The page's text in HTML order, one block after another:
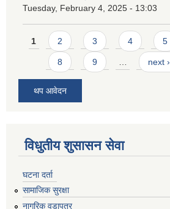
Tuesday, February 4, 2025 - 13:03
Pages
1 2 3 4 5
8 9 … next ›
थप आवेदन
विधुतीय शुसासन सेवा
घटना दर्ता
सामाजिक सुरक्षा
नागरिक वडापत्र